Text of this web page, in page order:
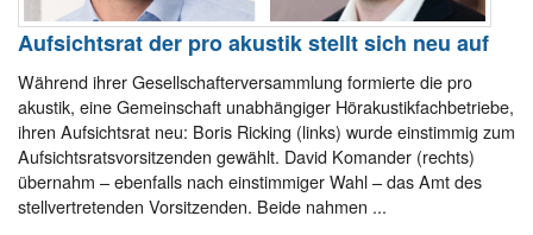
Aufsichtsrat der pro akustik stellt sich neu auf
Während ihrer Gesellschafterversammlung formierte die pro
akustik, eine Gemeinschaft unabhängiger Hörakustikfachbetriebe,
ihren Aufsichtsrat neu: Boris Ricking (links) wurde einstimmig zum
Aufsichtsratsvorsitzenden gewählt. David Komander (rechts)
übernahm – ebenfalls nach einstimmiger Wahl – das Amt des
stellvertretenden Vorsitzenden. Beide nahmen ...